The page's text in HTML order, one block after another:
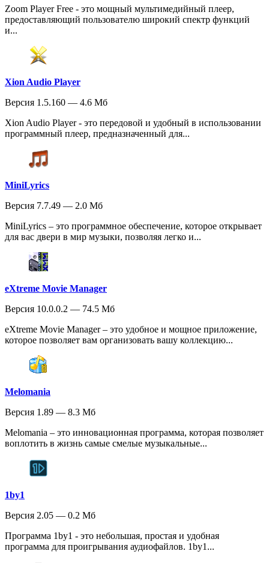
Zoom Player Free - это мощный мультимедийный плеер,
предоставляющий пользователю широкий спектр функций
и...
Xion Audio Player
Версия 1.5.160 — 4.6 Мб
Xion Audio Player - это передовой и удобный в использовании
программный плеер, предназначенный для...
MiniLyrics
Версия 7.7.49 — 2.0 Мб
MiniLyrics – это программное обеспечение, которое открывает
для вас двери в мир музыки, позволяя легко и...
eXtreme Movie Manager
Версия 10.0.0.2 — 74.5 Мб
eXtreme Movie Manager – это удобное и мощное приложение,
которое позволяет вам организовать вашу коллекцию...
Melomania
Версия 1.89 — 8.3 Мб
Melomania – это инновационная программа, которая позволяет
воплотить в жизнь самые смелые музыкальные...
1by1
Версия 2.05 — 0.2 Мб
Программа 1by1 - это небольшая, простая и удобная
программа для проигрывания аудиофайлов. 1by1...